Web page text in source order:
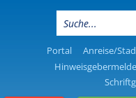
Portal Anreise/